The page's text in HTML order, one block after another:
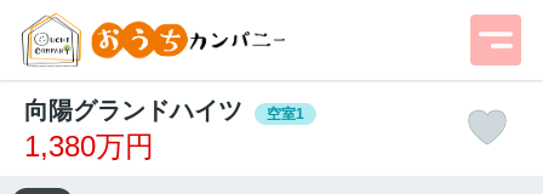
向陽グランドハイツ 空室1
1,380万円